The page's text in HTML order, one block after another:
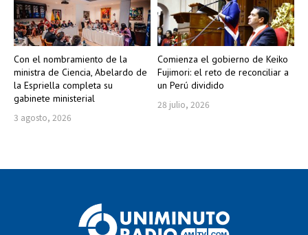
Con el nombramiento de la
ministra de Ciencia, Abelardo de
la Espriella completa su
gabinete ministerial
3 agosto, 2026
Comienza el gobierno de Keiko
Fujimori: el reto de reconciliar a
un Perú dividido
28 julio, 2026